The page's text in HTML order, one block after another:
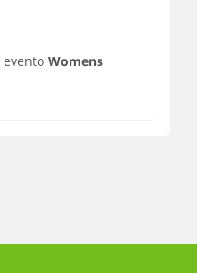
Womens